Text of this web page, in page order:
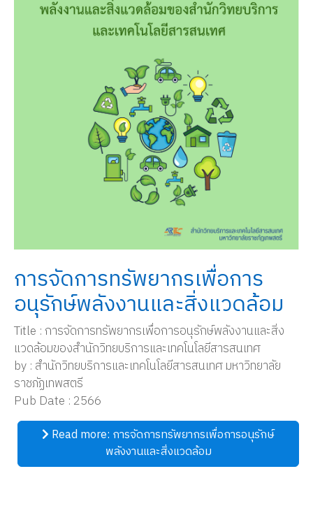
การจัดการทรัพยากรเพื่อการ
อนุรักษ์พลังงานและสิ่งแวดล้อม
Title : การจัดการทรัพยากรเพื่อการอนุรักษ์พลังงานและสิ่ง
แวดล้อมของสำนักวิทยบริการและเทคโนโลยีสารสนเทศ
by : สำนักวิทยบริการและเทคโนโลยีสารสนเทศ มหาวิทยาลัย
ราชภัฏเทพสตรี
Pub Date : 2566
Read more: การจัดการทรัพยากรเพื่อการอนุรักษ์
พลังงานและสิ่งแวดล้อม